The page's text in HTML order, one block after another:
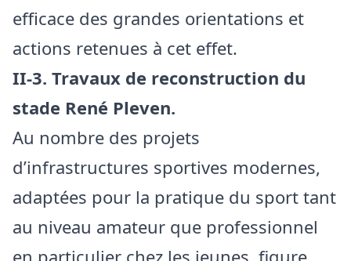
efficace des grandes orientations et
actions retenues à cet effet.
II-3. Travaux de reconstruction du
stade René Pleven.
Au nombre des projets
d’infrastructures sportives modernes,
adaptées pour la pratique du sport tant
au niveau amateur que professionnel